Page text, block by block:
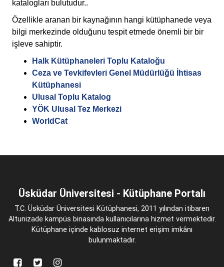
katalogları bulutudur..
Özellikle aranan bir kaynağının hangi kütüphanede veya
bilgi merkezinde olduğunu tespit etmede önemli bir bir
işleve sahiptir.
Halk Kütüphaneleri Toplu Kataloğu
Ceza ve Tevkifevleri Genel Müdürlüğü İhtisas
Kütüphanesi
Ulusal Toplu Katalog
YÖK Ulusal Tez Merkezi
WorldCat
Üsküdar Üniversitesi - Kütüphane Portalı
T.C. Üsküdar Üniversitesi Kütüphanesi, 2011 yılından itibaren
Altunizade kampüs binasında kullanıcılarına hizmet vermektedir.
Kütüphane içinde kablosuz internet erişim imkânı
bulunmaktadır.